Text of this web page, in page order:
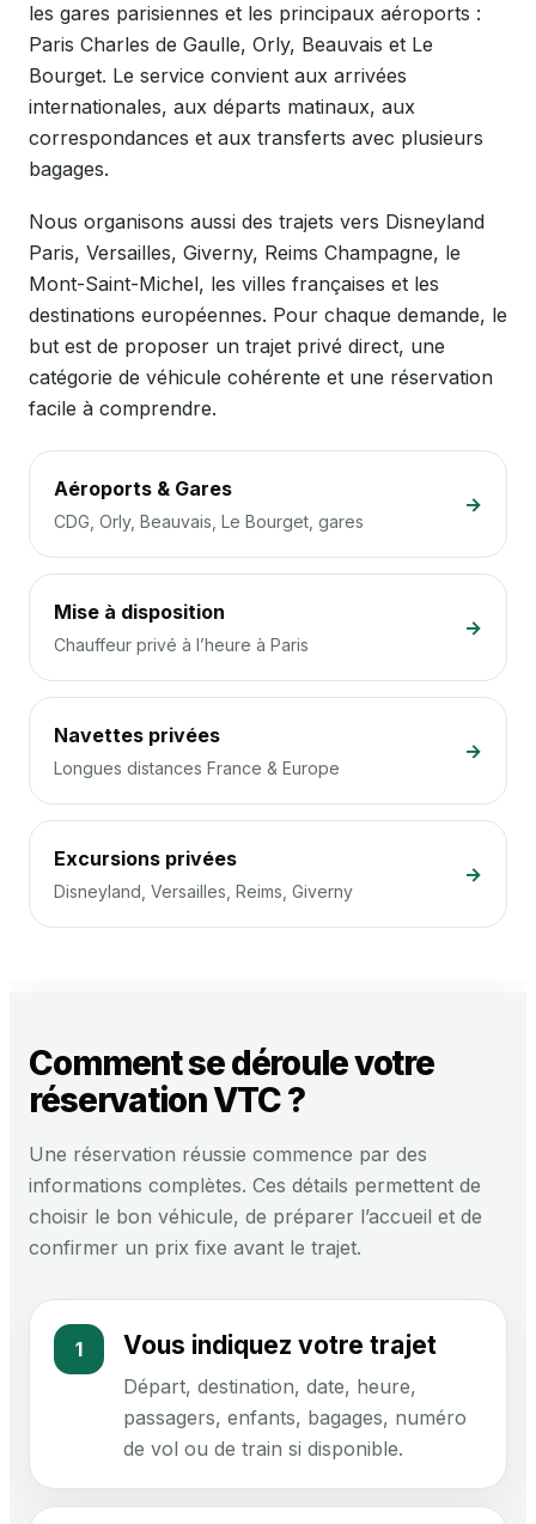
les gares parisiennes et les principaux aéroports :
Paris Charles de Gaulle, Orly, Beauvais et Le
Bourget. Le service convient aux arrivées
internationales, aux départs matinaux, aux
correspondances et aux transferts avec plusieurs
bagages.
Nous organisons aussi des trajets vers Disneyland
Paris, Versailles, Giverny, Reims Champagne, le
Mont-Saint-Michel, les villes françaises et les
destinations européennes. Pour chaque demande, le
but est de proposer un trajet privé direct, une
catégorie de véhicule cohérente et une réservation
facile à comprendre.
Aéroports & Gares
CDG, Orly, Beauvais, Le Bourget, gares
→
Mise à disposition
Chauffeur privé à l’heure à Paris
→
Navettes privées
Longues distances France & Europe
→
Excursions privées
Disneyland, Versailles, Reims, Giverny
→
Comment se déroule votre
réservation VTC ?
Une réservation réussie commence par des
informations complètes. Ces détails permettent de
choisir le bon véhicule, de préparer l’accueil et de
confirmer un prix fixe avant le trajet.
1 Vous indiquez votre trajet
Départ, destination, date, heure,
passagers, enfants, bagages, numéro
de vol ou de train si disponible.